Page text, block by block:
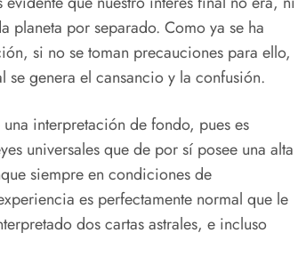
planeta por separado. Como ya se ha
si no se toman precauciones para ello,
genera el cansancio y la confusión.
interpretación de fondo, pues es
universales que de por sí posee una alta
siempre en condiciones de
es perfectamente normal que le
dos cartas astrales, e incluso